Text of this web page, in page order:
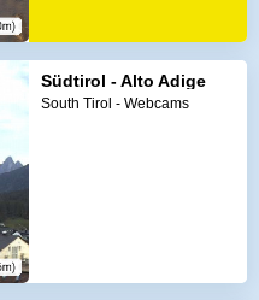
Südtirol - Alto Adige
South Tirol - Webcams